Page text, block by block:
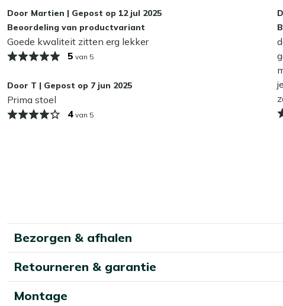
Kees Smit Multi-surface beschermer. Zo blijft je eetstoel
wel zo fijn!
Kan ik mijn diningstoel het hele jaar buiten
Ja, dat kan! Onze tuinmeubelen kunnen gewoon het hele jaar
in topconditie houden? Berg hem in de herfst en winter droog
Zo blijven de kleuren langer mooi en bespaar je jezelf
Door Martien | Gepost op 12 jul 2025
Beoordeling van productvariant
Goede kwaliteit zitten erg lekker
5 van 5
Door T | Gepost op 7 jun 2025
Prima stoel
4 van 5
Bezorgen & afhalen
Retourneren & garantie
Montage